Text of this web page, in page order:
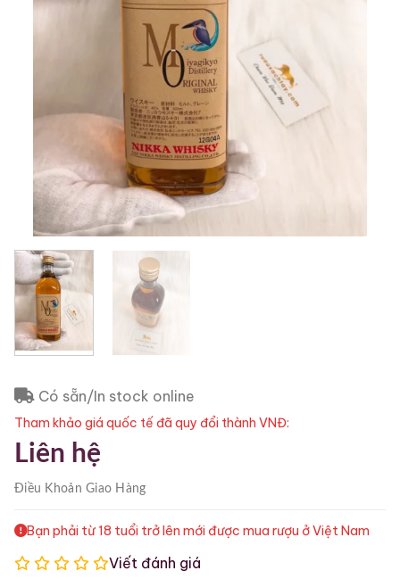
Có sẵn/In stock online
Tham khảo giá quốc tế đã quy đổi thành VNĐ:
Liên hệ
Điều KhoảnGiao Hàng
Bạn phải từ 18 tuổi trở lên mới được mua rượu ở Việt Nam
Viết đánh giá